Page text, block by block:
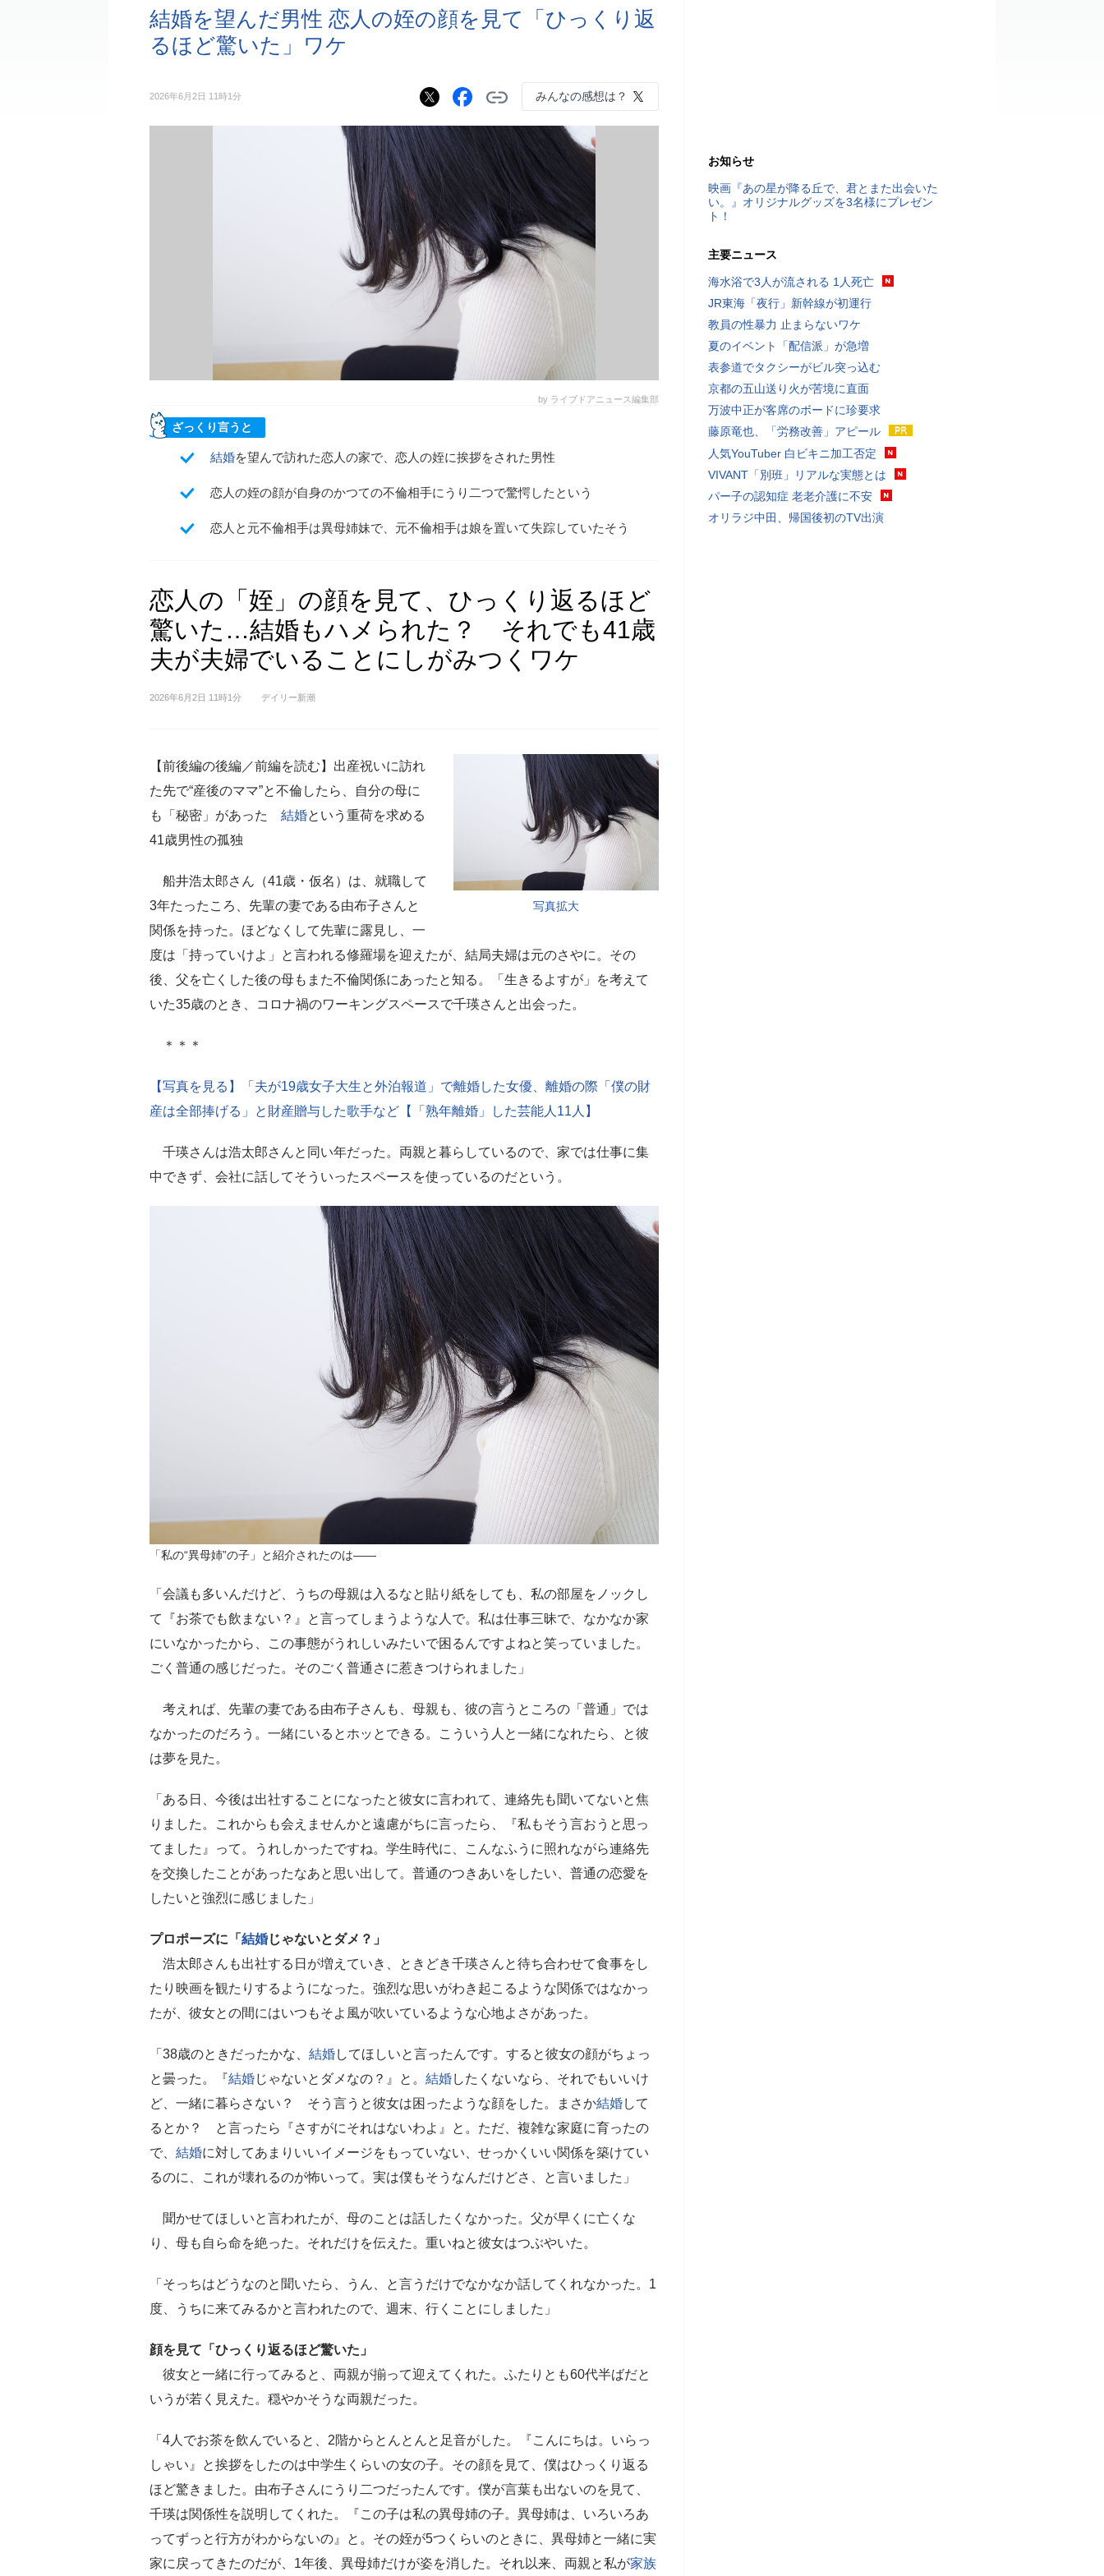
結婚を望んだ男性 恋人の姪の顔を見て「ひっくり返
るほど驚いた」ワケ
2026年6月2日 11時1分 みんなの感想は？
by ライブドアニュース編集部
ざっくり言うと
結婚を望んで訪れた恋人の家で、恋人の姪に挨拶をされた男性
恋人の姪の顔が自身のかつての不倫相手にうり二つで驚愕したという
恋人と元不倫相手は異母姉妹で、元不倫相手は娘を置いて失踪していたそう
恋人の「姪」の顔を見て、ひっくり返るほど
驚いた…結婚もハメられた？ それでも41歳
夫が夫婦でいることにしがみつくワケ
2026年6月2日 11時1分 デイリー新潮
写真拡大
【前後編の後編／前編を読む】出産祝いに訪れ
た先で“産後のママ”と不倫したら、自分の母に
も「秘密」があった 結婚という重荷を求める
41歳男性の孤独
船井浩太郎さん（41歳・仮名）は、就職して
3年たったころ、先輩の妻である由布子さんと
関係を持った。ほどなくして先輩に露見し、一
度は「持っていけよ」と言われる修羅場を迎えたが、結局夫婦は元のさやに。その
後、父を亡くした後の母もまた不倫関係にあったと知る。「生きるよすが」を考えて
いた35歳のとき、コロナ禍のワーキングスペースで千瑛さんと出会った。
＊＊＊
【写真を見る】「夫が19歳女子大生と外泊報道」で離婚した女優、離婚の際「僕の財
産は全部捧げる」と財産贈与した歌手など【「熟年離婚」した芸能人11人】
千瑛さんは浩太郎さんと同い年だった。両親と暮らしているので、家では仕事に集
中できず、会社に話してそういったスペースを使っているのだという。
「私の“異母姉”の子」と紹介されたのは――
「会議も多いんだけど、うちの母親は入るなと貼り紙をしても、私の部屋をノックし
て『お茶でも飲まない？』と言ってしまうような人で。私は仕事三昧で、なかなか家
にいなかったから、この事態がうれしいみたいで困るんですよねと笑っていました。
ごく普通の感じだった。そのごく普通さに惹きつけられました」
考えれば、先輩の妻である由布子さんも、母親も、彼の言うところの「普通」では
なかったのだろう。一緒にいるとホッとできる。こういう人と一緒になれたら、と彼
は夢を見た。
「ある日、今後は出社することになったと彼女に言われて、連絡先も聞いてないと焦
りました。これからも会えませんかと遠慮がちに言ったら、『私もそう言おうと思っ
てました』って。うれしかったですね。学生時代に、こんなふうに照れながら連絡先
を交換したことがあったなあと思い出して。普通のつきあいをしたい、普通の恋愛を
したいと強烈に感じました」
プロポーズに「 結婚じゃないとダメ？」
浩太郎さんも出社する日が増えていき、ときどき千瑛さんと待ち合わせて食事をし
たり映画を観たりするようになった。強烈な思いがわき起こるような関係ではなかっ
たが、彼女との間にはいつもそよ風が吹いているような心地よさがあった。
「38歳のときだったかな、 結婚してほしいと言ったんです。すると彼女の顔がちょっ
と曇った。『結婚じゃないとダメなの？』と。 結婚したくないなら、それでもいいけ
ど、一緒に暮らさない？ そう言うと彼女は困ったような顔をした。まさか結婚して
るとか？ と言ったら『さすがにそれはないわよ』と。ただ、複雑な家庭に育ったの
で、 結婚に対してあまりいいイメージをもっていない、せっかくいい関係を築けてい
るのに、これが壊れるのが怖いって。実は僕もそうなんだけどさ、と言いました」
聞かせてほしいと言われたが、母のことは話したくなかった。父が早くに亡くな
り、母も自ら命を絶った。それだけを伝えた。重いねと彼女はつぶやいた。
「そっちはどうなのと聞いたら、うん、と言うだけでなかなか話してくれなかった。1
度、うちに来てみるかと言われたので、週末、行くことにしました」
顔を見て「ひっくり返るほど驚いた」
彼女と一緒に行ってみると、両親が揃って迎えてくれた。ふたりとも60代半ばだと
いうが若く見えた。穏やかそうな両親だった。
「4人でお茶を飲んでいると、2階からとんとんと足音がした。『こんにちは。いらっ
しゃい』と挨拶をしたのは中学生くらいの女の子。その顔を見て、僕はひっくり返る
ほど驚きました。由布子さんにうり二つだったんです。僕が言葉も出ないのを見て、
千瑛は関係性を説明してくれた。『この子は私の異母姉の子。異母姉は、いろいろあ
ってずっと行方がわからないの』と。その姪が5つくらいのときに、異母姉と一緒に実
家に戻ってきたのだが、1年後、異母姉だけが姿を消した。それ以来、両親と私が家族
お知らせ
映画『あの星が降る丘で、君とまた出会いた
い。』オリジナルグッズを3名様にプレゼン
ト！
主要ニュース
海水浴で3人が流される 1人死亡
JR東海「夜行」新幹線が初運行
教員の性暴力 止まらないワケ
夏のイベント「配信派」が急増
表参道でタクシーがビル突っ込む
京都の五山送り火が苦境に直面
万波中正が客席のボードに珍要求
藤原竜也、「労務改善」アピール
人気YouTuber 白ビキニ加工否定
VIVANT「別班」リアルな実態とは
パー子の認知症 老老介護に不安
オリラジ中田、帰国後初のTV出演